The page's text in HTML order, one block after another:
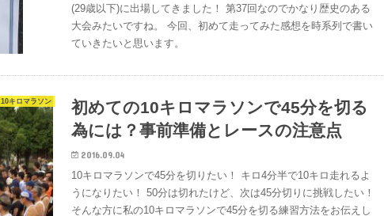
(29歳以下)に出場してきました！ 第37回なのでかなり歴史のある
大会みたいですね。 今回、初めて走ってみた感想を時系列で書い
ていきたいと思います。
10キロマラソン
初めての10キロマラソンで45分を切る
為には？事前準備とレースの注意点
2016.09.04
10キロマラソンで45分を切りたい！ キロ4分半で10キロ走れるよ
うになりたい！ 50分は切れたけど、次は45分切りに挑戦したい！
そんな方に私の10キロマラソンで45分を切る練習方法をお伝えし